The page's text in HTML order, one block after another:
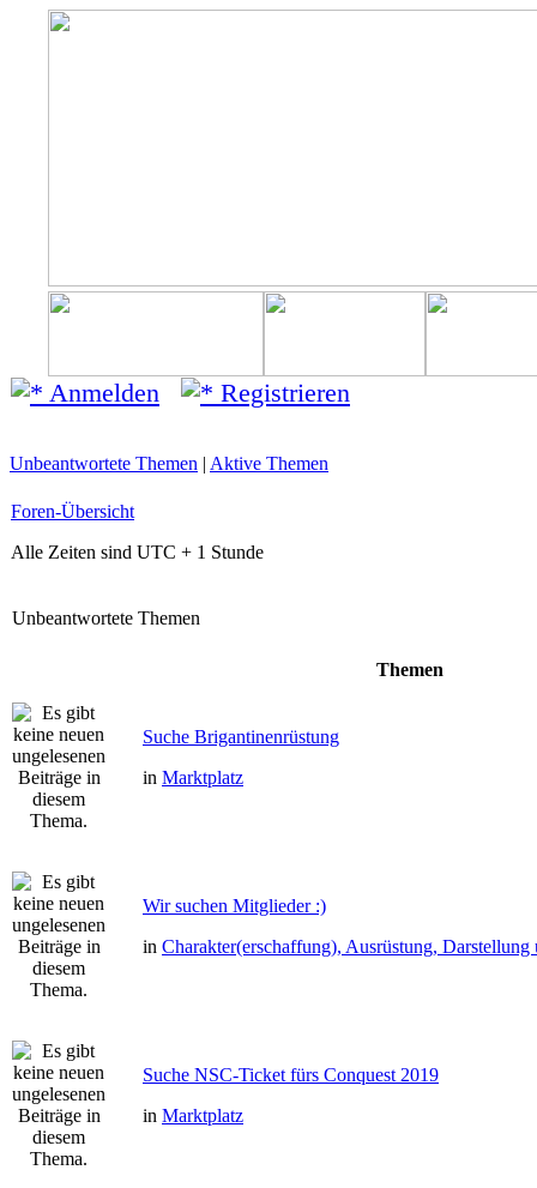
Anmelden Registrieren
Unbeantwortete Themen | Aktive Themen
Foren-Übersicht
Alle Zeiten sind UTC + 1 Stunde
Unbeantwortete Themen
Themen
Suche Brigantinenrüstung
in Marktplatz
Wir suchen Mitglieder :)
in Charakter(erschaffung), Ausrüstung,
Suche NSC-Ticket fürs Conquest 2019
in Marktplatz